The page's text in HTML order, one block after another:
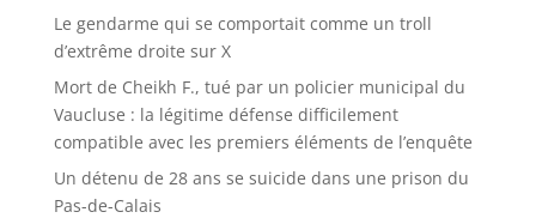
Le gendarme qui se comportait comme un troll
d’extrême droite sur X
Mort de Cheikh F., tué par un policier municipal du
Vaucluse : la légitime défense difficilement
compatible avec les premiers éléments de l’enquête
Un détenu de 28 ans se suicide dans une prison du
Pas-de-Calais